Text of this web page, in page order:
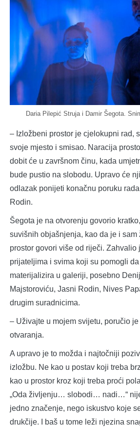
Daria Pilepić Struja i Damir Šegota.
– Izložbeni prostor je cjelokupni rad,
svoje mjesto i smisao. Naracija
dobit će u završnom činu, kada
bude pustio na slobodu. Upravo će
odlazak ponijeti konačnu poruku
Rodin.
Šegota je na otvorenju govorio
suvišnih objašnjenja, kao da je i sam
prostor govori više od riječi. Zahvalio
prijateljima i svima koji su pomogli
materijalizira u galeriji, posebno
Majstoroviću, Jasni Rodin, Nives
drugim suradnicima.
– Uživajte u mojem svijetu, poručio je
otvaranja.
A upravo je to možda i najtočniji
izložbu. Ne kao u postav koji treba
kao u prostor kroz koji treba proći
„Oda življenju… slobodi… nadi…“
jedno značenje, nego iskustvo koje
drukčije. I baš u tome leži njezina